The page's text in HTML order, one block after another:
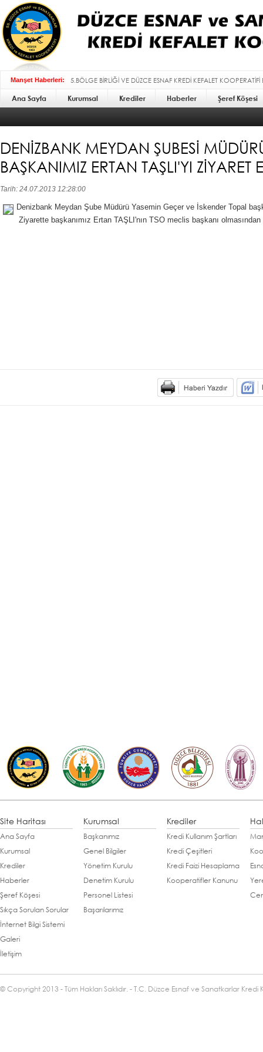
Manşet Haberleri:
5.BÖLGE BİRLİĞİ VE DÜZCE ESNAF KREDİ KEFALET
BAYRAMI MESAJI :
Ana Sayfa Kurumsal Krediler Haberler Şeref Köşesi
DENİZBANK MEYDAN ŞUBESİ
BAŞKANIMIZ ERTAN TAŞLI'YI ZİYARET
Tarih: 24.07.2013 12:28:00
Denizbank Meydan Şube Müdürü Yasemin Geçer ve İskender Topal
Ziyarette başkanımız Ertan TAŞLI'nın TSO meclis başkanı
Site Haritası
Ana Sayfa
Kurumsal
Krediler
Haberler
Şeref Köşesi
Sıkça Sorulan Sorular
İnternet Bilgi Sistemi
Galeri
İletişim
Kurumsal
Başkanımız
Genel Bilgiler
Yönetim Kurulu
Denetim Kurulu
Personel Listesi
Başarılarımız
Krediler
Kredi Kullanım Şartları
Kredi Çeşitleri
Kredi Faizi Hesaplama
Kooperatifler Kanunu
© Copyright 2013 - Tüm Hakları Saklıdır. - T.C. Düzce Esnaf ve Sanatkarlar